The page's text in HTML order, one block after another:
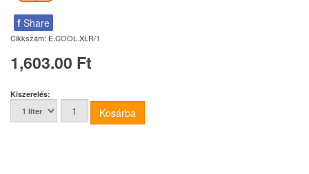
f Share
Cikkszám: E.COOL.XLR/1
1,603.00 Ft
Kiszerelés: